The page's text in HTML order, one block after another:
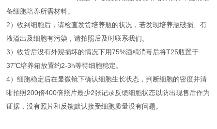
备细胞培养所需材料。
2）收到细胞后，请检查发货培养瓶的状况，若发现培养瓶破损、有
液溢出及细胞有污染，请拍照后及时联系我们。
3）收货后没有外观损坏的情况下用75%酒精消毒后将T25瓶置于
37℃培养箱放置约2-3h等待细胞稳定。
4）细胞稳定后在显微镜下确认细胞生长状态，判断细胞的密度并清
晰拍照200倍400倍照片最少2张记录反馈细胞状态以防出现售后作为
证据，没有照片和反馈默认接受细胞质量没有问题。